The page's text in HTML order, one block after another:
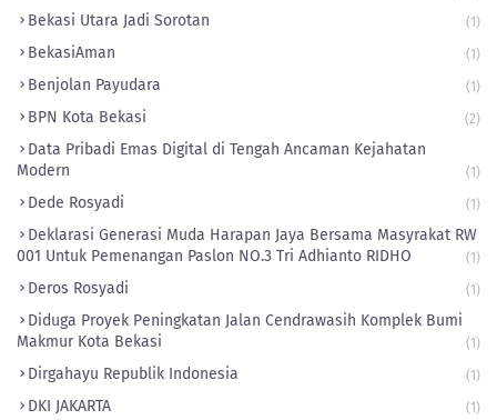
Bekasi Utara Jadi Sorotan (1)
BekasiAman (1)
Benjolan Payudara (1)
BPN Kota Bekasi (2)
Data Pribadi Emas Digital di Tengah Ancaman Kejahatan
Modern
(1)
Dede Rosyadi (1)
Deklarasi Generasi Muda Harapan Jaya Bersama Masyrakat RW
001 Untuk Pemenangan Paslon NO.3 Tri Adhianto RIDHO
(1)
Deros Rosyadi (1)
Diduga Proyek Peningkatan Jalan Cendrawasih Komplek Bumi
Makmur Kota Bekasi
(1)
Dirgahayu Republik Indonesia (1)
DKI JAKARTA (1)